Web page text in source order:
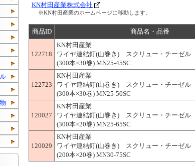
KN村田産業株式会社
※KN村田産業のホームページに移動します。
商品ID 商品名・品番
122718
KN村田産業
ワイヤ連結釘(山巻き) スクリュー・チーゼ
(300本×30巻) MN25-45SC
122723
KN村田産業
ワイヤ連結釘(山巻き) スクリュー・チーゼ
(300本×30巻) MN25-50SC
120027
KN村田産業
ワイヤ連結釘(山巻き) スクリュー・チーゼ
(300本×20巻) MN25-65SC
120029
KN村田産業
ワイヤ連結釘(山巻き) スクリュー・チーゼ
(200本×20巻) MN30-75SC